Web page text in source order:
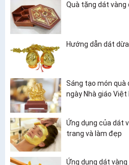
Quà tặng dát vàng
Hướng dẫn dát
Sáng tạo món quà
ngày Nhà giáo Việt
Ứng dụng của dát
trang và làm đẹp
Ứng dụng dát